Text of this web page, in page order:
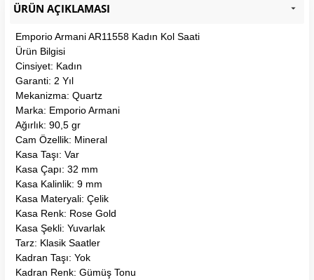
ÜRÜN AÇIKLAMASI
Emporio Armani AR11558 Kadın Kol Saati
Ürün Bilgisi
Cinsiyet: Kadın
Garanti: 2 Yıl
Mekanizma: Quartz
Marka: Emporio Armani
Ağırlık: 90,5 gr
Cam Özellik: Mineral
Kasa Taşı: Var
Kasa Çapı: 32 mm
Kasa Kalinlik: 9 mm
Kasa Materyali: Çelik
Kasa Renk: Rose Gold
Kasa Şekli: Yuvarlak
Tarz: Klasik Saatler
Kadran Taşı: Yok
Kadran Renk: Gümüş Tonu